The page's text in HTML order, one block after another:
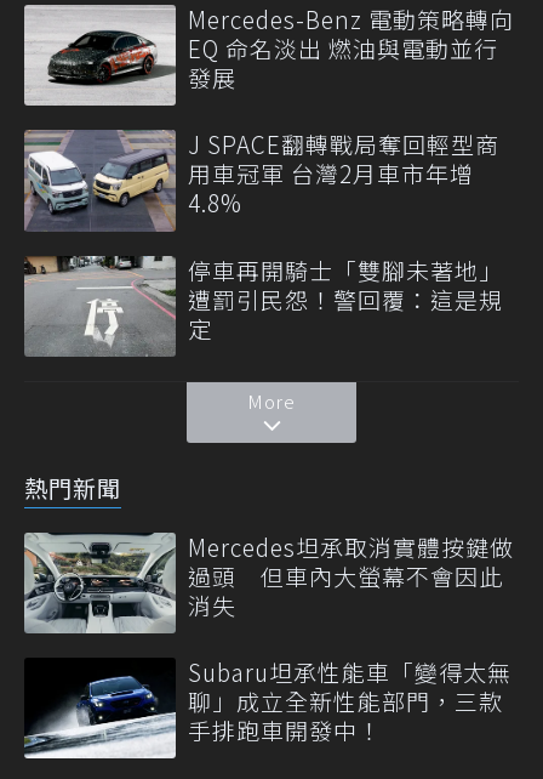
Mercedes-Benz 電動策略轉向
EQ 命名淡出 燃油與電動並行
發展
J SPACE翻轉戰局奪回輕型商
用車冠軍 台灣2月車市年增
4.8%
停車再開騎士「雙腳未著地」
遭罰引民怨！警回覆：這是規
定
More
熱門新聞
Mercedes坦承取消實體按鍵做
過頭 但車內大螢幕不會因此
消失
Subaru坦承性能車「變得太無
聊」成立全新性能部門，三款
手排跑車開發中！